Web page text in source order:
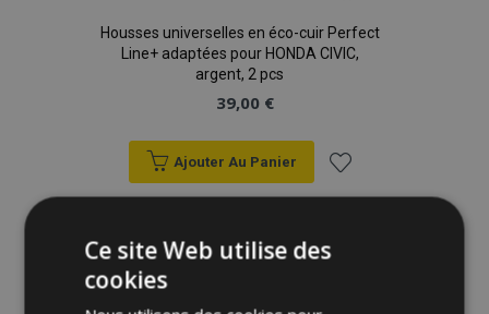
Housses universelles en éco-cuir Perfect
Line+ adaptées pour HONDA CIVIC,
argent, 2 pcs
39,00 €
Ajouter Au Panier
Ajouter
à la
Ce site Web utilise des
cookies